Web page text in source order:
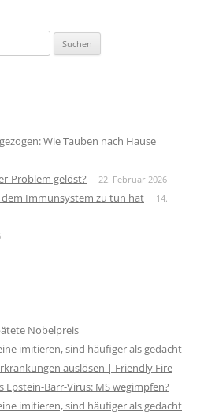
Wie Tauben nach Hause
Problem gelöst? 22. Februar 2026
Immunsystem zu tun hat
14.
Nobelpreis
imitieren, sind häufiger als gedacht
auslösen | Friendly Fire
Barr-Virus: MS wegimpfen?
imitieren, sind häufiger als gedacht